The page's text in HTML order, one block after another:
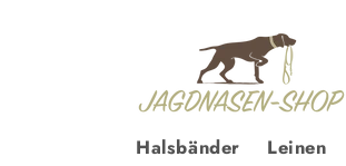
Halsbänder Leinen